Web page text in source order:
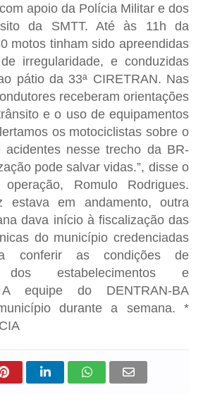
apoio da Polícia Militar e dos
da SMTT. Até às 11h da
motos tinham sido apreendidas
irregularidade, e conduzidas
pátio da 33ª CIRETRAN. Nas
receberam orientações
e o uso de equipamentos
os motociclistas sobre o
nesse trecho da BR-
pode salvar vidas.”, disse o
Romulo Rodrigues.
estava em andamento, outra
dava início à fiscalização das
do município credenciadas
conferir as condições de
dos estabelecimentos e
A equipe do DENTRAN-BA
durante a semana. *